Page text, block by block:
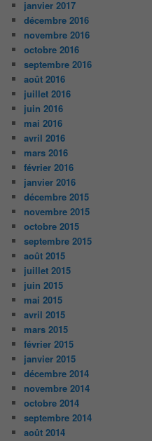
janvier 2017
décembre 2016
novembre 2016
octobre 2016
septembre 2016
août 2016
juillet 2016
juin 2016
mai 2016
avril 2016
mars 2016
février 2016
janvier 2016
décembre 2015
novembre 2015
octobre 2015
septembre 2015
août 2015
juillet 2015
juin 2015
mai 2015
avril 2015
mars 2015
février 2015
janvier 2015
décembre 2014
novembre 2014
octobre 2014
septembre 2014
août 2014